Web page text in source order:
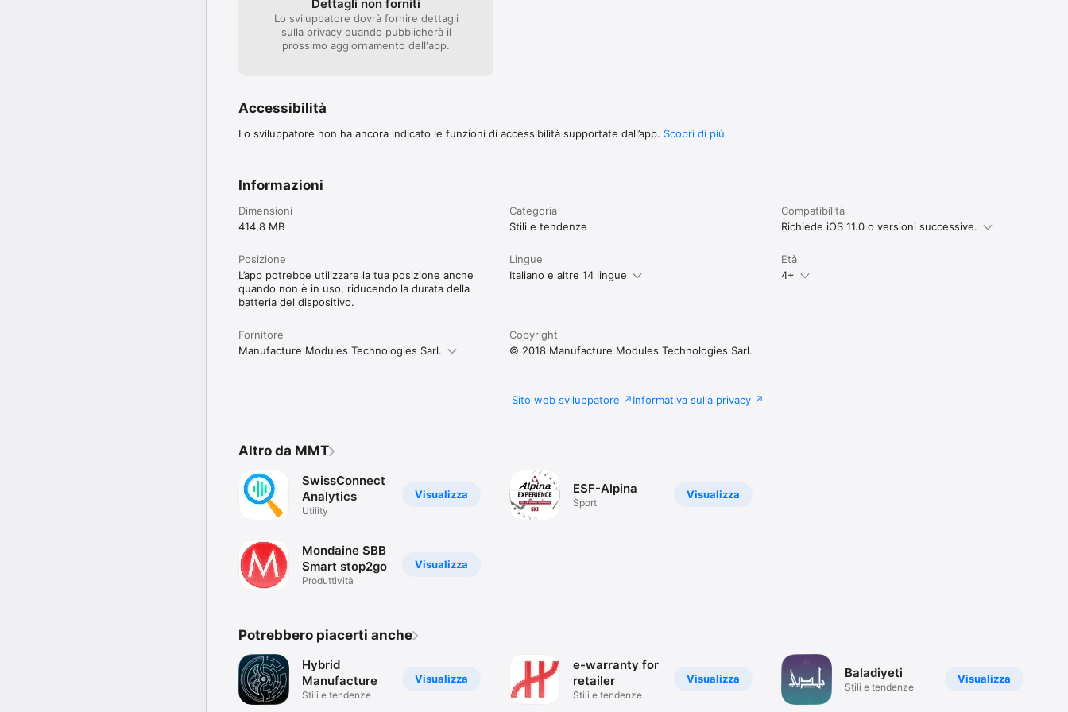
Dettagli non forniti
Lo sviluppatore dovrà fornire dettagli
sulla privacy quando pubblicherà il
prossimo aggiornamento dell‘app.
Accessibilità
Lo sviluppatore non ha ancora indicato le funzioni di accessibilità supportate dall’app. Scopri di più
Informazioni
Dimensioni
414,8 MB
Categoria
Stili e tendenze
Compatibilità
Richiede iOS 11.0 o versioni successive.
Posizione
L’app potrebbe utilizzare la tua posizione anche
quando non è in uso, riducendo la durata della
batteria del dispositivo.
Lingue
Italiano e altre 14 lingue
Età
4+
Fornitore
Manufacture Modules Technologies Sarl.
Copyright
© 2018 Manufacture Modules Technologies Sarl.
Sito web sviluppatore Informativa sulla privacy
Altro da MMT
Visualizza
SwissConnect
Analytics
Utility
Visualizza
Mondaine SBB
Smart stop2go
Produttività
Visualizza
ESF-Alpina
Sport
Potrebbero piacerti anche
Visualizza
Hybrid
Manufacture
Stili e tendenze
Visualizza
e-warranty for
retailer
Stili e tendenze
Visualizza
Baladiyeti
Stili e tendenze